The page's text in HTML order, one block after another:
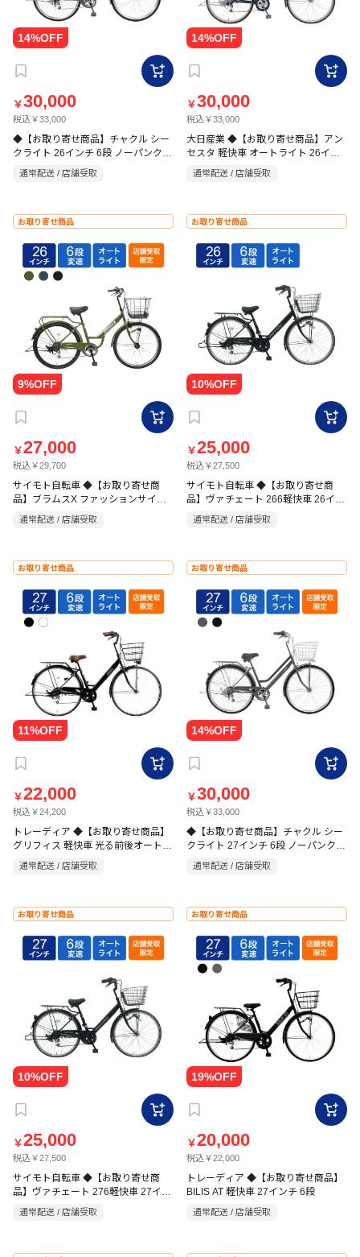
￥30,000
税込￥33,000
◆【お取り寄せ商品】チャクル シー
クライト 26インチ 6段 ノーパンク自
転車
通常配送 / 店舗受取
￥30,000
税込￥33,000
大日産業 ◆【お取り寄せ商品】アン
セスタ 軽快車 オートライト 26イン
チ 6段
通常配送 / 店舗受取
お取り寄せ商品
￥27,000
税込￥29,700
サイモト自転車 ◆【お取り寄せ商
品】ブラムスX ファッションサイク
ル 26インチ 6段
通常配送 / 店舗受取
お取り寄せ商品
￥25,000
税込￥27,500
サイモト自転車 ◆【お取り寄せ商
品】ヴァチェート 266軽快車 26イン
チ 6段 HD マットブラック
通常配送 / 店舗受取
お取り寄せ商品
￥22,000
税込￥24,200
トレーディア ◆【お取り寄せ商品】
グリフィス 軽快車 光る前後オート
27インチ 6段
通常配送 / 店舗受取
お取り寄せ商品
￥30,000
税込￥33,000
◆【お取り寄せ商品】チャクル シー
クライト 27インチ 6段 ノーパンク自
転車
通常配送 / 店舗受取
お取り寄せ商品
￥25,000
税込￥27,500
サイモト自転車 ◆【お取り寄せ商
品】ヴァチェート 276軽快車 27イン
チ 6段 HD マットブラック
通常配送 / 店舗受取
お取り寄せ商品
￥20,000
税込￥22,000
トレーディア ◆【お取り寄せ商品】
BILIS AT 軽快車 27インチ 6段
通常配送 / 店舗受取